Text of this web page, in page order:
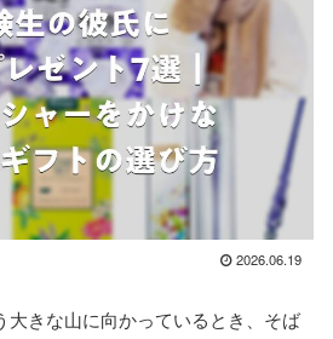
2026.06.19
大きな山に向かっているとき、そば